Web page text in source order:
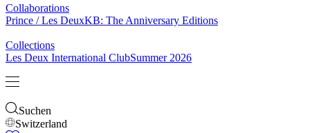
Collaborations
Prince / Les DeuxKB: The Anniversary Editions
Collections
Les Deux International ClubSummer 2026
Suchen
Switzerland